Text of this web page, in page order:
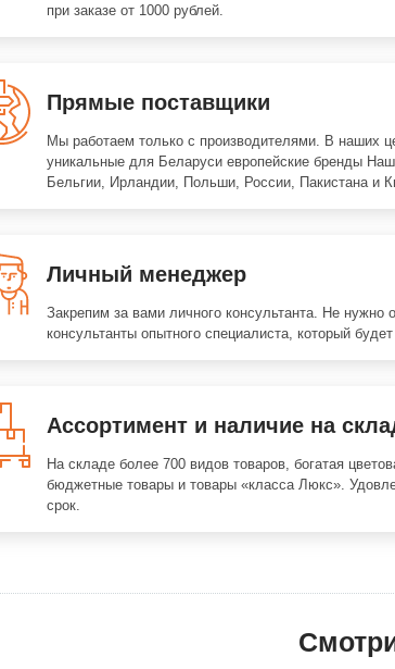
при заказе от 1000 рублей.
Прямые поставщики
Мы работаем только с производителями. В наших
уникальные для Беларуси европейские бренды
Бельгии, Ирландии, Польши, России, Пакистана и
Личный менеджер
Закрепим за вами личного консультанта. Не
консультанты опытного специалиста, который
Ассортимент и наличие на
На складе более 700 видов товаров, богатая
бюджетные товары и товары «класса Люкс».
срок.